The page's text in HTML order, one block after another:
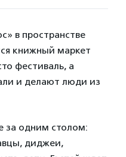
в пространстве
книжный маркет
фестиваль, а
и делают люди из
за одним столом:
диджеи,